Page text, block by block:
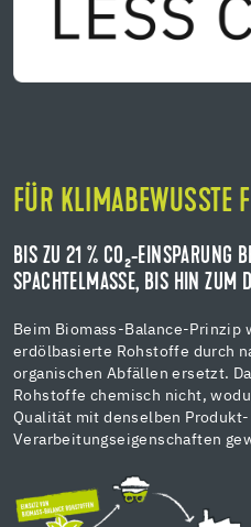
FÜR KLIMABEWUSSTE
BIS ZU 21 % CO₂-EINSPARUNG
SPACHTELMASSE, BIS HIN ZUM
Beim Biomass-Balance-Prinzip
erdölbasierte Rohstoffe durch
organischen Abfällen ersetzt.
Rohstoffe chemisch nicht,
Qualität mit denselben Produkt-
Verarbeitungseigenschaften